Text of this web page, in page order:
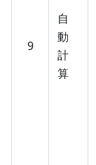
9
自
動
計
算